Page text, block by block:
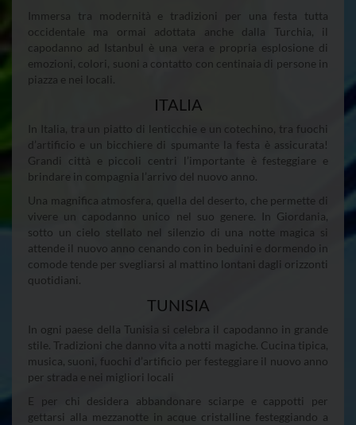
Immersa tra modernità e tradizioni per una festa tutta
occidentale ma ormai adottata anche dalla Turchia, il
capodanno ad Istanbul è una vera e propria esplosione di
emozioni, colori, suoni a contatto con centinaia di persone in
piazza e nei locali.
ITALIA
In Italia, tra un piatto di lenticchie e un cotechino, tra fuochi
d’artificio e un bicchiere di spumante la festa è assicurata!
Grandi città e piccoli centri l’importante è festeggiare e
brindare in compagnia l’arrivo del nuovo anno.
Una magnifica atmosfera, quella del deserto, che permette di
vivere un capodanno unico nel suo genere. In Giordania,
sotto un cielo stellato nel silenzio di una notte magica si
attende il nuovo anno cenando con in beduini e dormendo in
comode tende per svegliarsi al mattino lontani dagli orizzonti
quotidiani.
TUNISIA
In ogni paese della Tunisia si celebra il capodanno in grande
stile. Tradizioni che danno vita a notti magiche. Cucina tipica,
musica, suoni, fuochi d’artificio per festeggiare il nuovo anno
per strada e nei migliori locali
E per chi desidera abbandonare sciarpe e cappotti per
gettarsi alla mezzanotte in acque cristalline festeggiando a